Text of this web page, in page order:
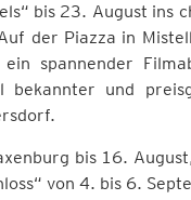
bis 23. August ins
der Piazza in
spannender
und
bis 16.
von 4. bis 6.